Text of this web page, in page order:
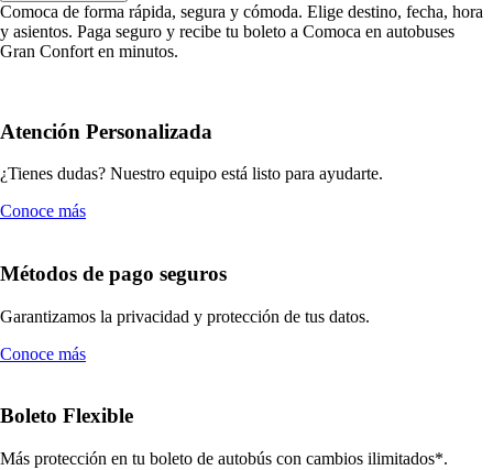
Comoca de forma rápida, segura y cómoda. Elige destino, fecha, hora
y asientos. Paga seguro y recibe tu boleto a Comoca en autobuses
Gran Confort en minutos.
Atención Personalizada
¿Tienes dudas? Nuestro equipo está listo para ayudarte.
Conoce más
Métodos de pago seguros
Garantizamos la privacidad y protección de tus datos.
Conoce más
Boleto Flexible
Más protección en tu boleto de autobús con cambios ilimitados*.